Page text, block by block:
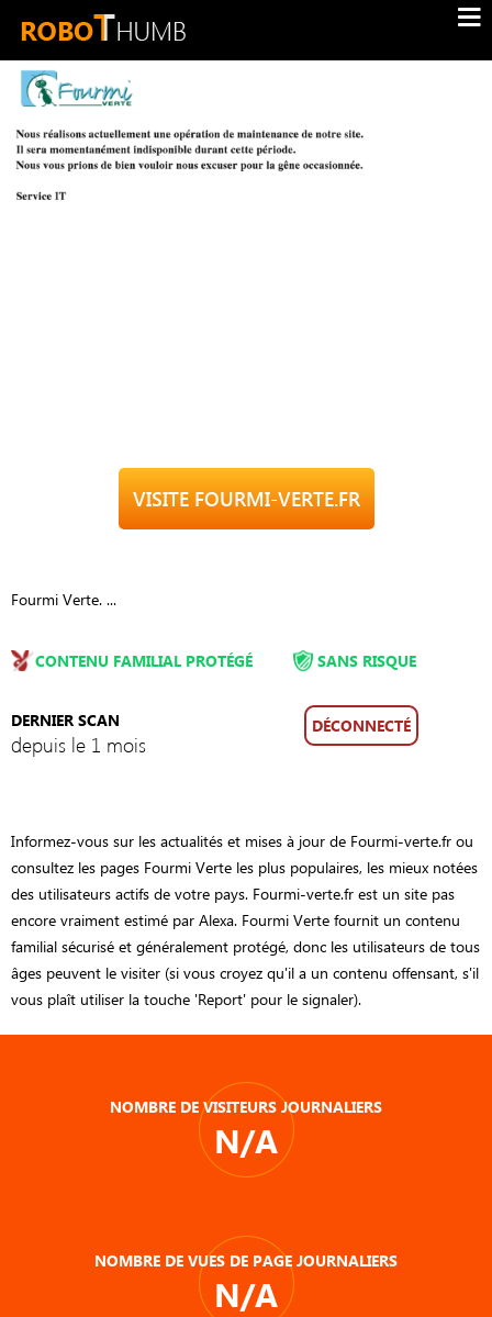
VISITE FOURMI-VERTE.FR
Fourmi Verte. ...
CONTENU FAMILIAL PROTÉGÉ
DERNIER SCAN
depuis le 1 mois
SANS RISQUE
DÉCONNECTÉ
Informez-vous sur les actualités et mises à jour de Fourmi-verte.fr ou
consultez les pages Fourmi Verte les plus populaires, les mieux notées
des utilisateurs actifs de votre pays. Fourmi-verte.fr est un site pas
encore vraiment estimé par Alexa. Fourmi Verte fournit un contenu
familial sécurisé et généralement protégé, donc les utilisateurs de tous
âges peuvent le visiter (si vous croyez qu'il a un contenu offensant, s'il
vous plaît utiliser la touche 'Report' pour le signaler).
NOMBRE DE VISITEURS JOURNALIERS
N/A
NOMBRE DE VUES DE PAGE JOURNALIERS
N/A